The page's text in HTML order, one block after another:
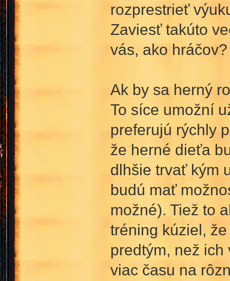
rozprestrieť
Zaviesť takúto
vás, ako hráčov?
Ak by sa herný
To síce umožní
preferujú rýchly
že herné dieťa
dlhšie trvať kým
budú mať
možné). Tiež to
tréning kúziel,
predtým, než
viac času na